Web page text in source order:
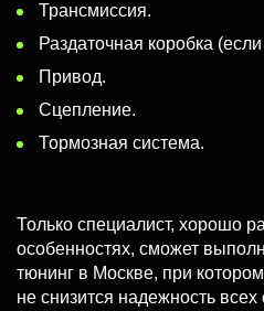
Трансмиссия.
Раздаточная коробка
Привод.
Сцепление.
Тормозная система.
Только специалист, хорошо
особенностях, сможет
тюнинг в Москве, при
не снизится надежность